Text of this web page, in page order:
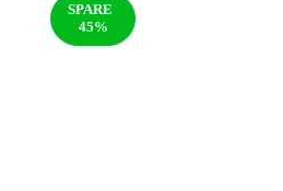
SPARE
45%